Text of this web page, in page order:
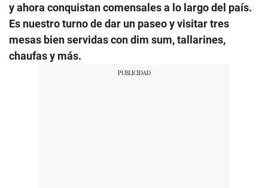
y ahora conquistan comensales a lo largo del país.
Es nuestro turno de dar un paseo y visitar tres
mesas bien servidas con dim sum, tallarines,
chaufas y más.